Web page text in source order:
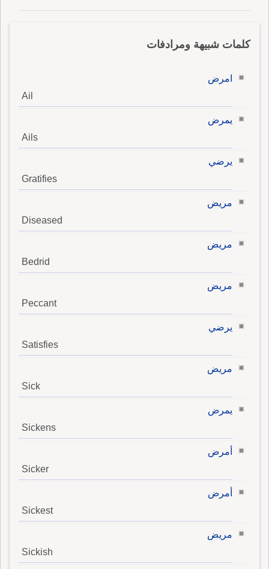
كلمات شبيهة ومرادفات
امرض
Ail
يمرض
Ails
يرضي
Gratifies
مريض
Diseased
مريض
Bedrid
مريض
Peccant
يرضي
Satisfies
مريض
Sick
يمرض
Sickens
أمرض
Sicker
أمرض
Sickest
مريض
Sickish